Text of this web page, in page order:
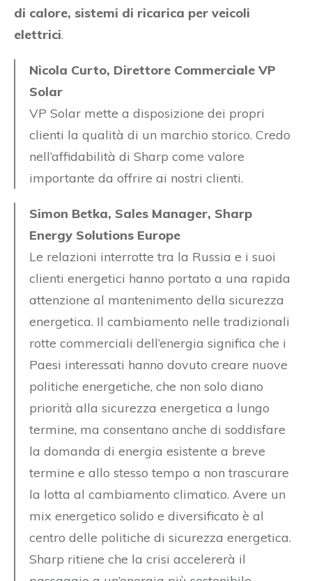
di calore, sistemi di ricarica per veicoli
elettrici.
Nicola Curto, Direttore Commerciale VP
Solar
VP Solar mette a disposizione dei propri
clienti la qualità di un marchio storico. Credo
nell’affidabilità di Sharp come valore
importante da offrire ai nostri clienti.
Simon Betka, Sales Manager, Sharp
Energy Solutions Europe
Le relazioni interrotte tra la Russia e i suoi
clienti energetici hanno portato a una rapida
attenzione al mantenimento della sicurezza
energetica. Il cambiamento nelle tradizionali
rotte commerciali dell’energia significa che i
Paesi interessati hanno dovuto creare nuove
politiche energetiche, che non solo diano
priorità alla sicurezza energetica a lungo
termine, ma consentano anche di soddisfare
la domanda di energia esistente a breve
termine e allo stesso tempo a non trascurare
la lotta al cambiamento climatico. Avere un
mix energetico solido e diversificato è al
centro delle politiche di sicurezza energetica.
Sharp ritiene che la crisi accelererà il